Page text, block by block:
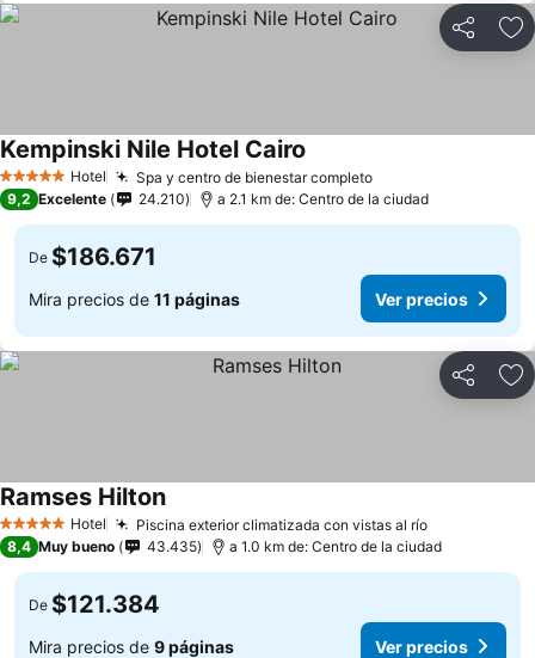
Compartir
5 Estrellas Hotel Spa y centro de bienestar completo
Kempinski Nile Hotel Cairo
9,2 Excelente 24.210 a 2.1 km de: Centro de la ciudad
De $186.671
Mira precios de 11 páginas Ver precios
Compartir
5 Estrellas Hotel Piscina exterior climatizada con vistas al río
Ramses Hilton
8,4 Muy bueno 43.435 a 1.0 km de: Centro de la ciudad
De $121.384
Mira precios de 9 páginas Ver precios